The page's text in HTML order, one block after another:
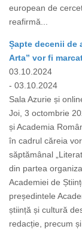
european de
reafirmă...
Șapte decenii de
Arta” vor fi
03.10.2024
- 03.10.2024
Sala Azurie și
Joi, 3 octombrie
și Academia
în cadrul căreia
săptămânal
din partea
Academiei de
președintele
știință și cultură
redacție, precum